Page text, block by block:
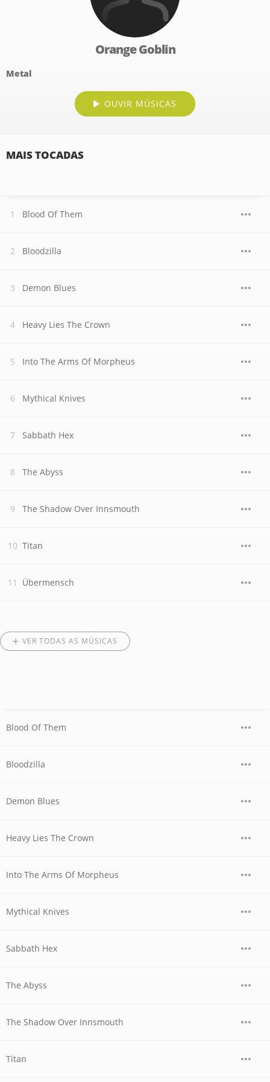
Orange Goblin
Metal
OUVIR MÚSICAS
MAIS TOCADAS
Blood Of Them
Bloodzilla
Demon Blues
Heavy Lies The Crown
Into The Arms Of Morpheus
Mythical Knives
Sabbath Hex
The Abyss
The Shadow Over Innsmouth
Titan
Übermensch
VER TODAS AS MÚSICAS
Blood Of Them
Bloodzilla
Demon Blues
Heavy Lies The Crown
Into The Arms Of Morpheus
Mythical Knives
Sabbath Hex
The Abyss
The Shadow Over Innsmouth
Titan